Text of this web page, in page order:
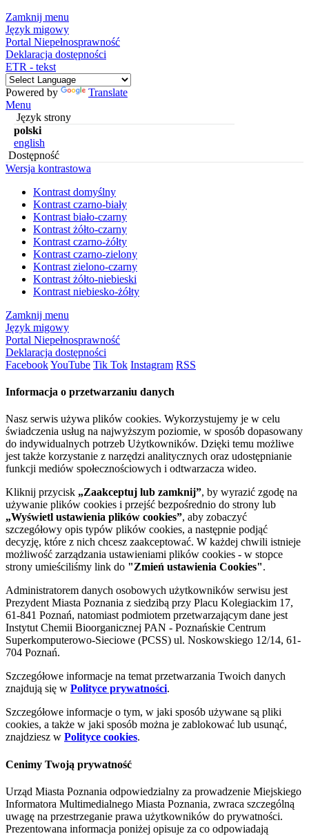
Zamknij menu
Język migowy
Portal Niepełnosprawność
Deklaracja dostępności
ETR - tekst
Powered by
Translate
Menu
Język strony
polski
english
Dostępność
Wersja kontrastowa
Kontrast domyślny
Kontrast czarno-biały
Kontrast biało-czarny
Kontrast żółto-czarny
Kontrast czarno-żółty
Kontrast czarno-zielony
Kontrast zielono-czarny
Kontrast żółto-niebieski
Kontrast niebiesko-żółty
Zamknij menu
Język migowy
Portal Niepełnosprawność
Deklaracja dostępności
FacebookYouTube Tik Tok Instagram RSS
Informacja o przetwarzaniu danych
Nasz serwis używa plików cookies. Wykorzystujemy je w celu
świadczenia usług na najwyższym poziomie, w sposób dopasowany
do indywidualnych potrzeb Użytkowników. Dzięki temu możliwe
jest także korzystanie z narzędzi analitycznych oraz udostępnianie
funkcji mediów społecznościowych i odtwarzacza wideo.
Kliknij przycisk „Zaakceptuj lub zamknij”, by wyrazić zgodę na
używanie plików cookies i przejść bezpośrednio do strony lub
„Wyświetl ustawienia plików cookies”, aby zobaczyć
szczegółowy opis typów plików cookies, a następnie podjąć
decyzję, które z nich chcesz zaakceptować. W każdej chwili istnieje
możliwość zarządzania ustawieniami plików cookies - w stopce
strony umieściliśmy link do "Zmień ustawienia Cookies".
Administratorem danych osobowych użytkowników serwisu jest
Prezydent Miasta Poznania z siedzibą przy Placu Kolegiackim 17,
61-841 Poznań, natomiast podmiotem przetwarzającym dane jest
Instytut Chemii Bioorganicznej PAN - Poznańskie Centrum
Superkomputerowo-Sieciowe (PCSS) ul. Noskowskiego 12/14, 61-
704 Poznań.
Szczegółowe informacje na temat przetwarzania Twoich danych
znajdują się w Polityce prywatności.
Szczegółowe informacje o tym, w jaki sposób używane są pliki
cookies, a także w jaki sposób można je zablokować lub usunąć,
znajdziesz w Polityce cookies.
Cenimy Twoją prywatność
Urząd Miasta Poznania odpowiedzialny za prowadzenie Miejskiego
Informatora Multimedialnego Miasta Poznania, zwraca szczególną
uwagę na przestrzeganie prawa użytkowników do prywatności.
Prezentowana informacja poniżej opisuje za co odpowiadają